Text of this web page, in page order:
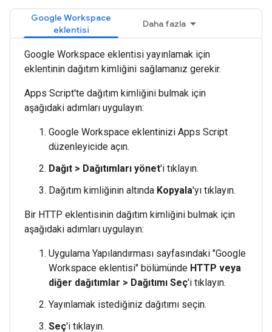
Google Workspace
eklentisi
Daha fazla
Google Workspace eklentisi yayınlamak için
eklentinin dağıtım kimliğini sağlamanız gerekir.
Apps Script'te dağıtım kimliğini bulmak için
aşağıdaki adımları uygulayın:
Google Workspace eklentinizi Apps Script
düzenleyicide açın.
Dağıt > Dağıtımları yönet'i tıklayın.
Dağıtım kimliğinin altında Kopyala'yı tıklayın.
Bir HTTP eklentisinin dağıtım kimliğini bulmak için
aşağıdaki adımları uygulayın:
Uygulama Yapılandırması sayfasındaki "Google
Workspace eklentisi" bölümünde HTTP veya
diğer dağıtımlar > Dağıtımı Seç'i tıklayın.
Yayınlamak istediğiniz dağıtımı seçin.
Seç'i tıklayın.